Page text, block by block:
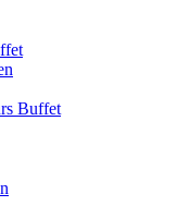
Buffet